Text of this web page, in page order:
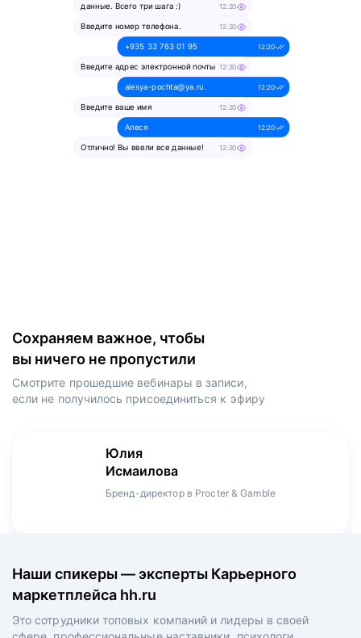
данные. Всего три шага :)
12:20
Введите номер телефона. 12:20
+935 33 763 01 95 12:20
Введите адрес электронной почты 12:20
alesya-pochta@ya.ru. 12:20
Введите ваше имя 12:20
Алеся 12:20
Отлично! Вы ввели все данные! 12:20
Сохраняем важное, чтобы
вы ничего не пропустили
Смотрите прошедшие вебинары в записи,
если не получилось присоединиться к эфиру
Юлия
Исмаилова
Бренд-директор в Procter & Gamble
Игорь
Зуриев
Руководитель ИТ-проектов, международный
Мария
Оборина
Менеджер продукта в hh.ru
Денис
Мерзлов
Креативный директор в XReady Lab, ex-КРОК
Даниил
Харламов
Head Product Manager в Ozon / ex-Huawei,
Наши спикеры — эксперты Карьерного
маркетплейса hh.ru
Это сотрудники топовых компаний и лидеры в своей